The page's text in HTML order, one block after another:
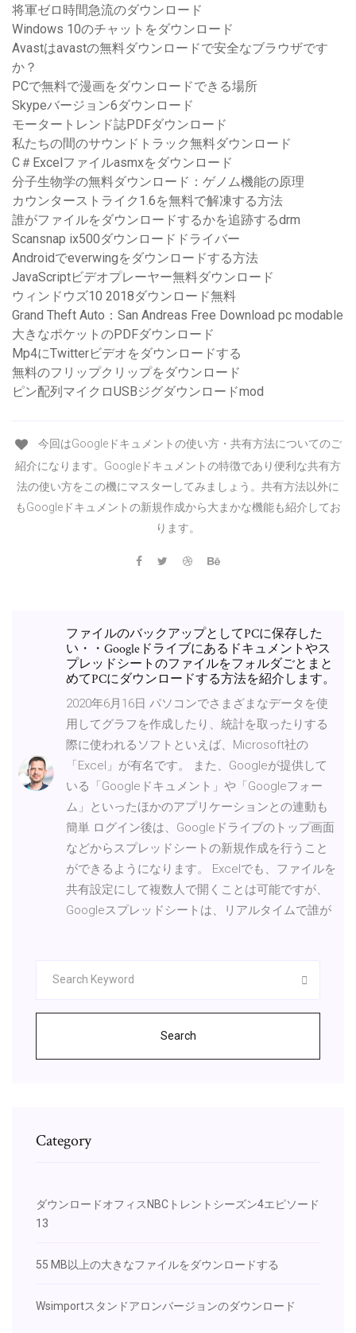
将軍ゼロ時間急流のダウンロード
Windows 10のチャットをダウンロード
Avastはavastの無料ダウンロードで安全なブラウザです
か？
PCで無料で漫画をダウンロードできる場所
Skypeバージョン6ダウンロード
モータートレンド誌PDFダウンロード
私たちの間のサウンドトラック無料ダウンロード
C＃Excelファイルasmxをダウンロード
分子生物学の無料ダウンロード：ゲノム機能の原理
カウンターストライク1.6を無料で解凍する方法
誰がファイルをダウンロードするかを追跡するdrm
Scansnap ix500ダウンロードドライバー
Androidでeverwingをダウンロードする方法
JavaScriptビデオプレーヤー無料ダウンロード
ウィンドウズ10 2018ダウンロード無料
Grand Theft Auto：San Andreas Free Download pc modable
大きなポケットのPDFダウンロード
Mp4にTwitterビデオをダウンロードする
無料のフリップクリップをダウンロード
ピン配列マイクロUSBジグダウンロードmod
今回はGoogleドキュメントの使い方・共有方法についてのご
紹介になります。Googleドキュメントの特徴であり便利な共有方
法の使い方をこの機にマスターしてみましょう。共有方法以外に
もGoogleドキュメントの新規作成から大まかな機能も紹介してお
ります。
ファイルのバックアップとしてPCに保存した
い・・Googleドライブにあるドキュメントやス
プレッドシートのファイルをフォルダごとまと
めてPCにダウンロードする方法を紹介します。
2020年6月16日 パソコンでさまざまなデータを使
用してグラフを作成したり、統計を取ったりする
際に使われるソフトといえば、Microsoft社の
「Excel」が有名です。 また、Googleが提供して
いる「Googleドキュメント」や「Googleフォー
ム」といったほかのアプリケーションとの連動も
簡単 ログイン後は、Googleドライブのトップ画面
などからスプレッドシートの新規作成を行うこと
ができるようになります。 Excelでも、ファイルを
共有設定にして複数人で開くことは可能ですが、
Googleスプレッドシートは、リアルタイムで誰が
Search
Category
ダウンロードオフィスNBCトレントシーズン4エピソード
13
55 MB以上の大きなファイルをダウンロードする
Wsimportスタンドアロンバージョンのダウンロード